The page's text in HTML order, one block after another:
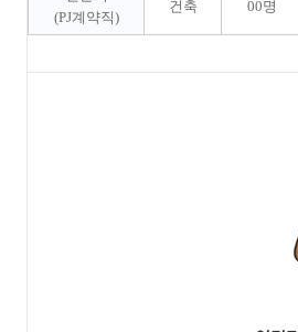
(PJ계약직)
건축 00명